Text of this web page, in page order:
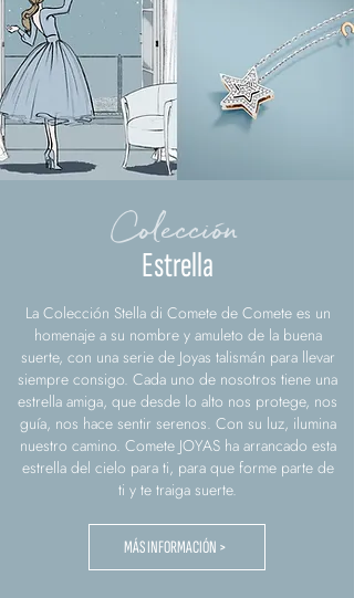
Colección
Estrella
La Colección Stella di Comete de Comete es un
homenaje a su nombre y amuleto de la buena
suerte, con una serie de Joyas talismán para llevar
siempre consigo. Cada uno de nosotros tiene una
estrella amiga, que desde lo alto nos protege, nos
guía, nos hace sentir serenos. Con su luz, ilumina
nuestro camino. Comete JOYAS ha arrancado esta
estrella del cielo para ti, para que forme parte de
ti y te traiga suerte.
MÁS INFORMACIÓN >